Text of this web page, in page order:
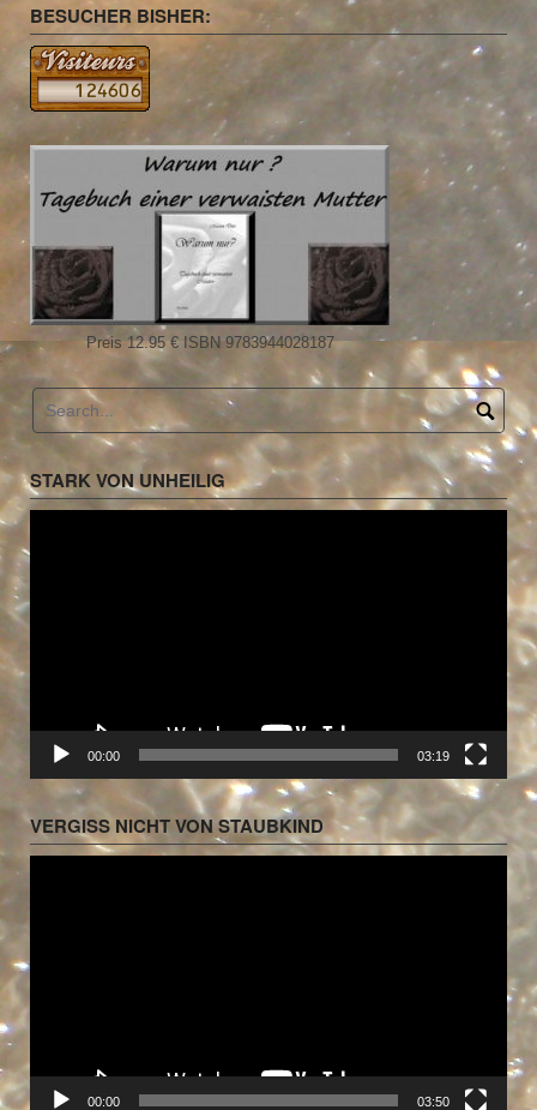
BESUCHER BISHER:
Preis 12.95 € ISBN 9783944028187
STARK VON UNHEILIG
Player
00:00 03:19
VERGISS NICHT VON STAUBKIND
00:00 03:50